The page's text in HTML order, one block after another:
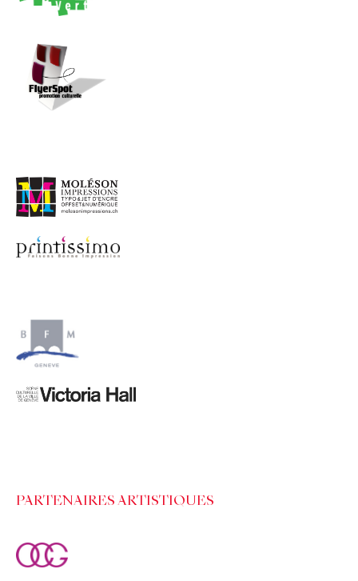
PARTENAIRES ARTISTIQUES